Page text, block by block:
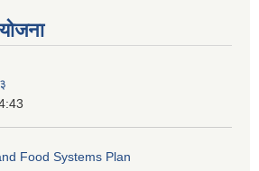
Food Systems Plan